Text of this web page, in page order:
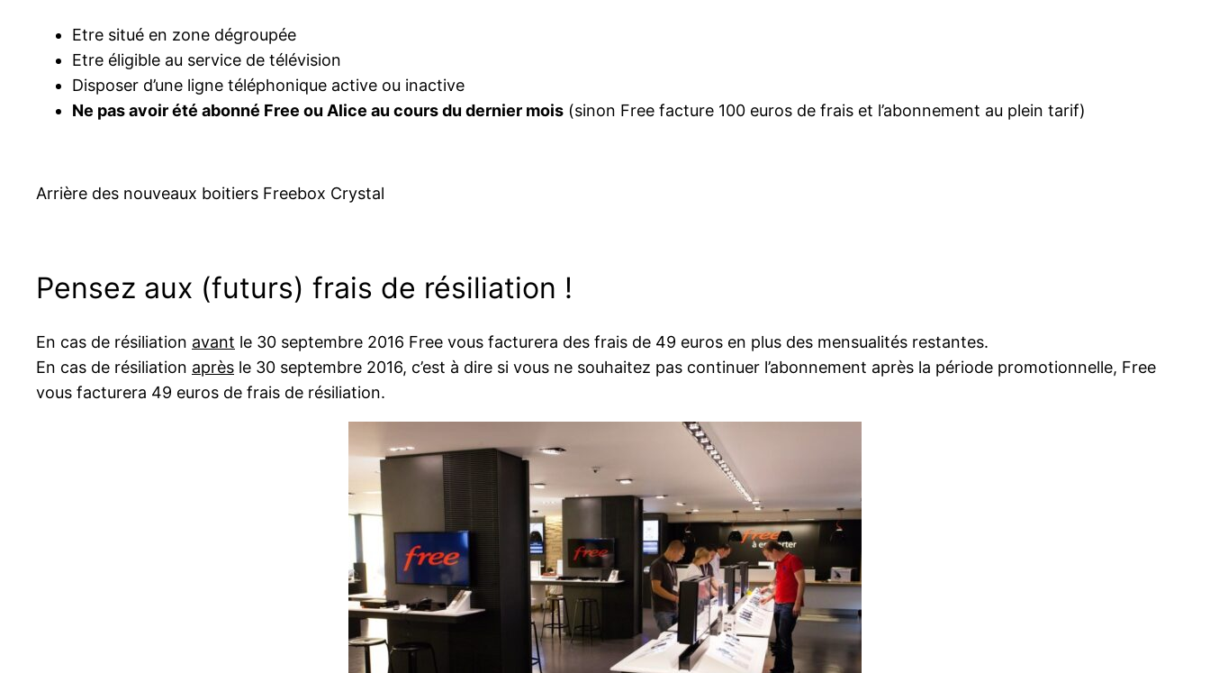
Etre situé en zone dégroupée
Etre éligible au service de télévision
Disposer d’une ligne téléphonique active ou inactive
Ne pas avoir été abonné Free ou Alice au cours du dernier mois (sinon Free facture 100 euros de frais et l’abonnement au plein tarif)
Arrière des nouveaux boitiers Freebox Crystal
Pensez aux (futurs) frais de résiliation !
En cas de résiliation avant le 30 septembre 2016 Free vous facturera des frais de 49 euros en plus des mensualités restantes.
En cas de résiliation après le 30 septembre 2016, c’est à dire si vous ne souhaitez pas continuer l’abonnement après la période promotionnelle, Free
vous facturera 49 euros de frais de résiliation.